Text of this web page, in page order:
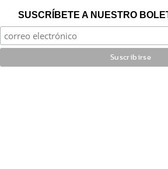
SUSCRÍBETE A NUESTRO